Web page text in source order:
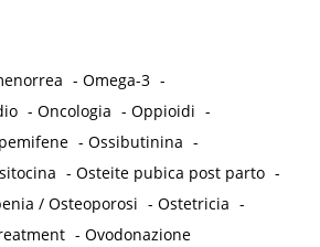
-Omega-3 -
-Oncologia -Oppioidi -
-Ossibutinina -
-Osteite pubica post parto -
/ Osteoporosi -Ostetricia -
-Ovodonazione